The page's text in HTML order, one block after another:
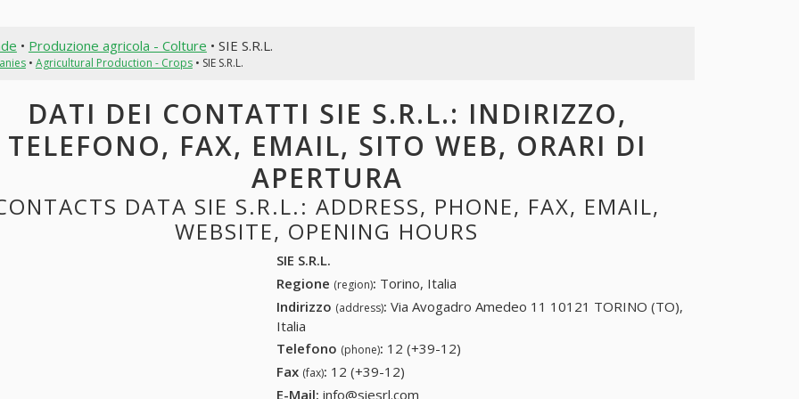
• Produzione agricola - Colture • SIE S.R.L.
• Agricultural Production - Crops• SIE S.R.L.
DATI DEI CONTATTI SIE S.R.L.: INDIRIZZO,
TELEFONO, FAX, EMAIL, SITO WEB, ORARI DI
APERTURA
DATA SIE S.R.L.: ADDRESS, PHONE, FAX, EMAIL,
WEBSITE, OPENING HOURS
SIE S.R.L.
Regione (region): Torino, Italia
Indirizzo (address): Via Avogadro Amedeo 11 10121 TORINO (TO),
Italia
Telefono (phone): 12 (+39-12)
Fax (fax): 12 (+39-12)
E-Mail: info@siesrl.com